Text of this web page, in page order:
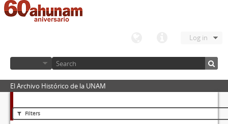
Log in
El Archivo Histórico de la UNAM
Filters